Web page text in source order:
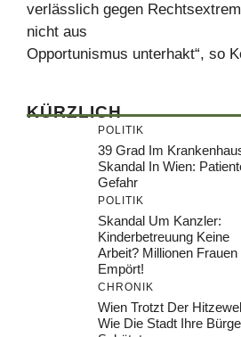
verlässlich gegen
nicht aus
Opportunismus unterhakt“, so
KÜRZLICH
POLITIK
39 Grad Im
Skandal In Wien:
Gefahr
POLITIK
Skandal Um Kanzler:
Kinderbetreuung Keine
Arbeit? Millionen Frauen
Empört!
CHRONIK
Wien Trotzt Der
Wie Die Stadt Ihre